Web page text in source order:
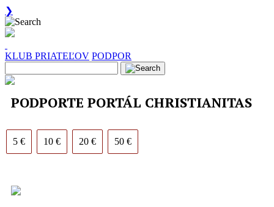
❯
KLUB PRIATEĽOV PODPOR
PODPORTE PORTÁL CHRISTIANITAS
5 € 10 € 20 € 50 €